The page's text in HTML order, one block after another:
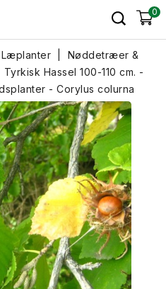
0
Nøddetræer &
Tyrkisk Hassel 100-110 cm. -
- Corylus colurna